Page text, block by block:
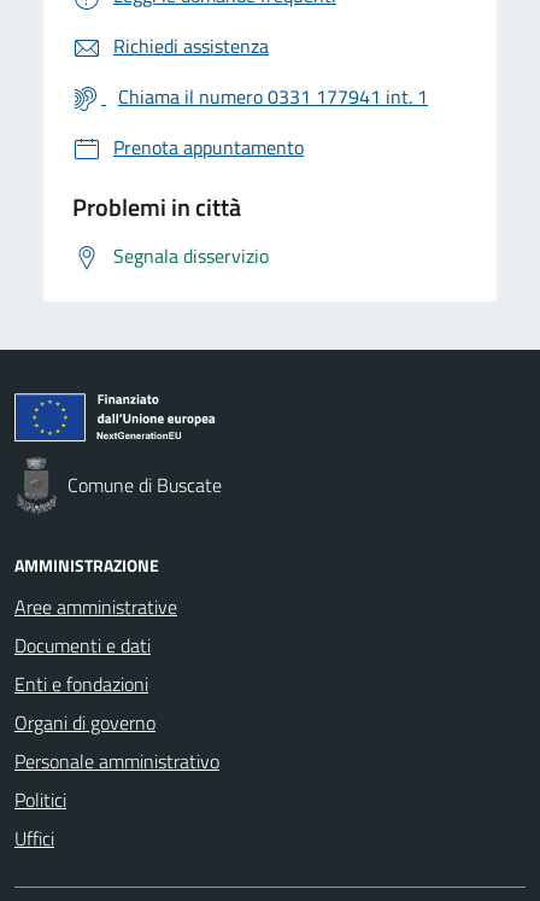
Richiedi assistenza
Chiama il numero 0331 177941 int. 1
Prenota appuntamento
Problemi in città
Segnala disservizio
Comune di Buscate
AMMINISTRAZIONE
Aree amministrative
Documenti e dati
Enti e fondazioni
Organi di governo
Personale amministrativo
Politici
Uffici